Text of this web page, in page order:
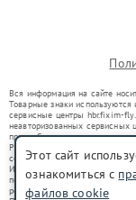
Вся информация на сайте
Товарные знаки используются
сервисные центры hbr.fixim-
неавторизованных сервисных
правообладателями товарных
Ремонт осуществляется для
со статьей 1487 ГК РФ.
Использование товарных
потребителей в заблуждение,
ремонту техники указанных
Этот сайт
ознакомиться с
файлов cookie